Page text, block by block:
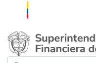
Saltar al contenido principal